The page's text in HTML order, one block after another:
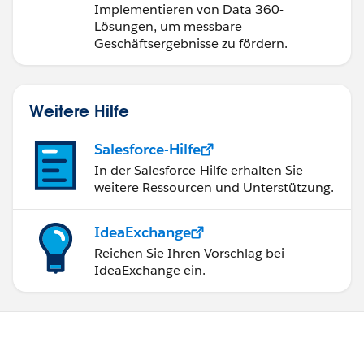
Implementieren von Data 360-
Lösungen, um messbare
Geschäftsergebnisse zu fördern.
Weitere Hilfe
Salesforce-Hilfe
In der Salesforce-Hilfe erhalten Sie
weitere Ressourcen und Unterstützung.
IdeaExchange
Reichen Sie Ihren Vorschlag bei
IdeaExchange ein.